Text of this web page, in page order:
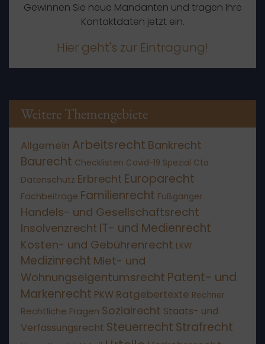
Gewinnen Sie neue Mandanten und tragen Ihre
Kontaktdaten jetzt ein.
Hier geht's zur Eintragung!
Weitere Themengebiete
Allgemein Arbeitsrecht Bankrecht
Baurecht Checklisten Covid-19 Spezial Cta
Datenschutz Erbrecht Europarecht
Fachbeiträge Familienrecht Fußgänger
Handels- und Gesellschaftsrecht
Insolvenzrecht IT- und Medienrecht
Kosten- und Gebührenrecht LKW
Medizinrecht Miet- und
Wohnungseigentumsrecht Patent- und
Markenrecht PKW Ratgebertexte Rechner
Rechtliche Fragen Sozialrecht Staats- und
Verfassungsrecht Steuerrecht Strafrecht